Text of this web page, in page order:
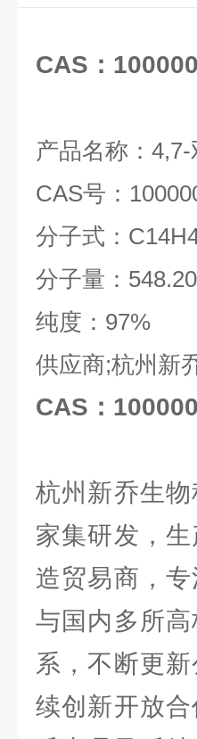
CAS：
产品名称： 4,7-
CAS号：
分子式：
分子量： 548.20
纯度： 97%
供应商;杭州新
CAS：
杭州新乔生
家集研发，
造贸易商，
与国内多所
系，不断更
续创新开放